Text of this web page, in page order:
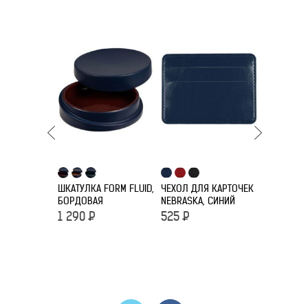
ШКАТУЛКА FORM FLUID,
БОРДОВАЯ
1 290 Р
ЧЕХОЛ ДЛЯ КАРТОЧЕК
NEBRASKA, СИНИЙ
525 Р